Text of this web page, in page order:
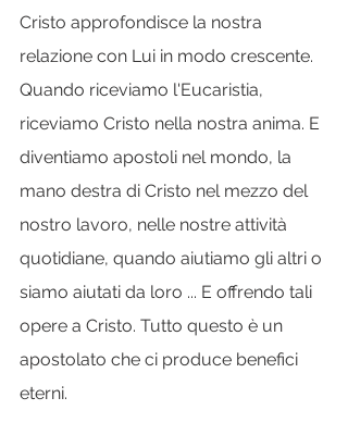
Cristo approfondisce la nostra
relazione con Lui in modo crescente.
Quando riceviamo l'Eucaristia,
riceviamo Cristo nella nostra anima. E
diventiamo apostoli nel mondo, la
mano destra di Cristo nel mezzo del
nostro lavoro, nelle nostre attività
quotidiane, quando aiutiamo gli altri o
siamo aiutati da loro ... E offrendo tali
opere a Cristo. Tutto questo è un
apostolato che ci produce benefici
eterni.